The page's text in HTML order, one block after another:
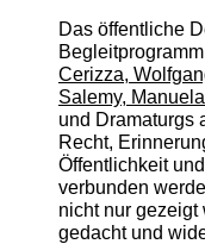
Das öffentliche
Cerizza,
Salemy,
und Dramaturgs
Recht,
Öffentlichkeit
verbunden
nicht nur gezeigt
gedacht und